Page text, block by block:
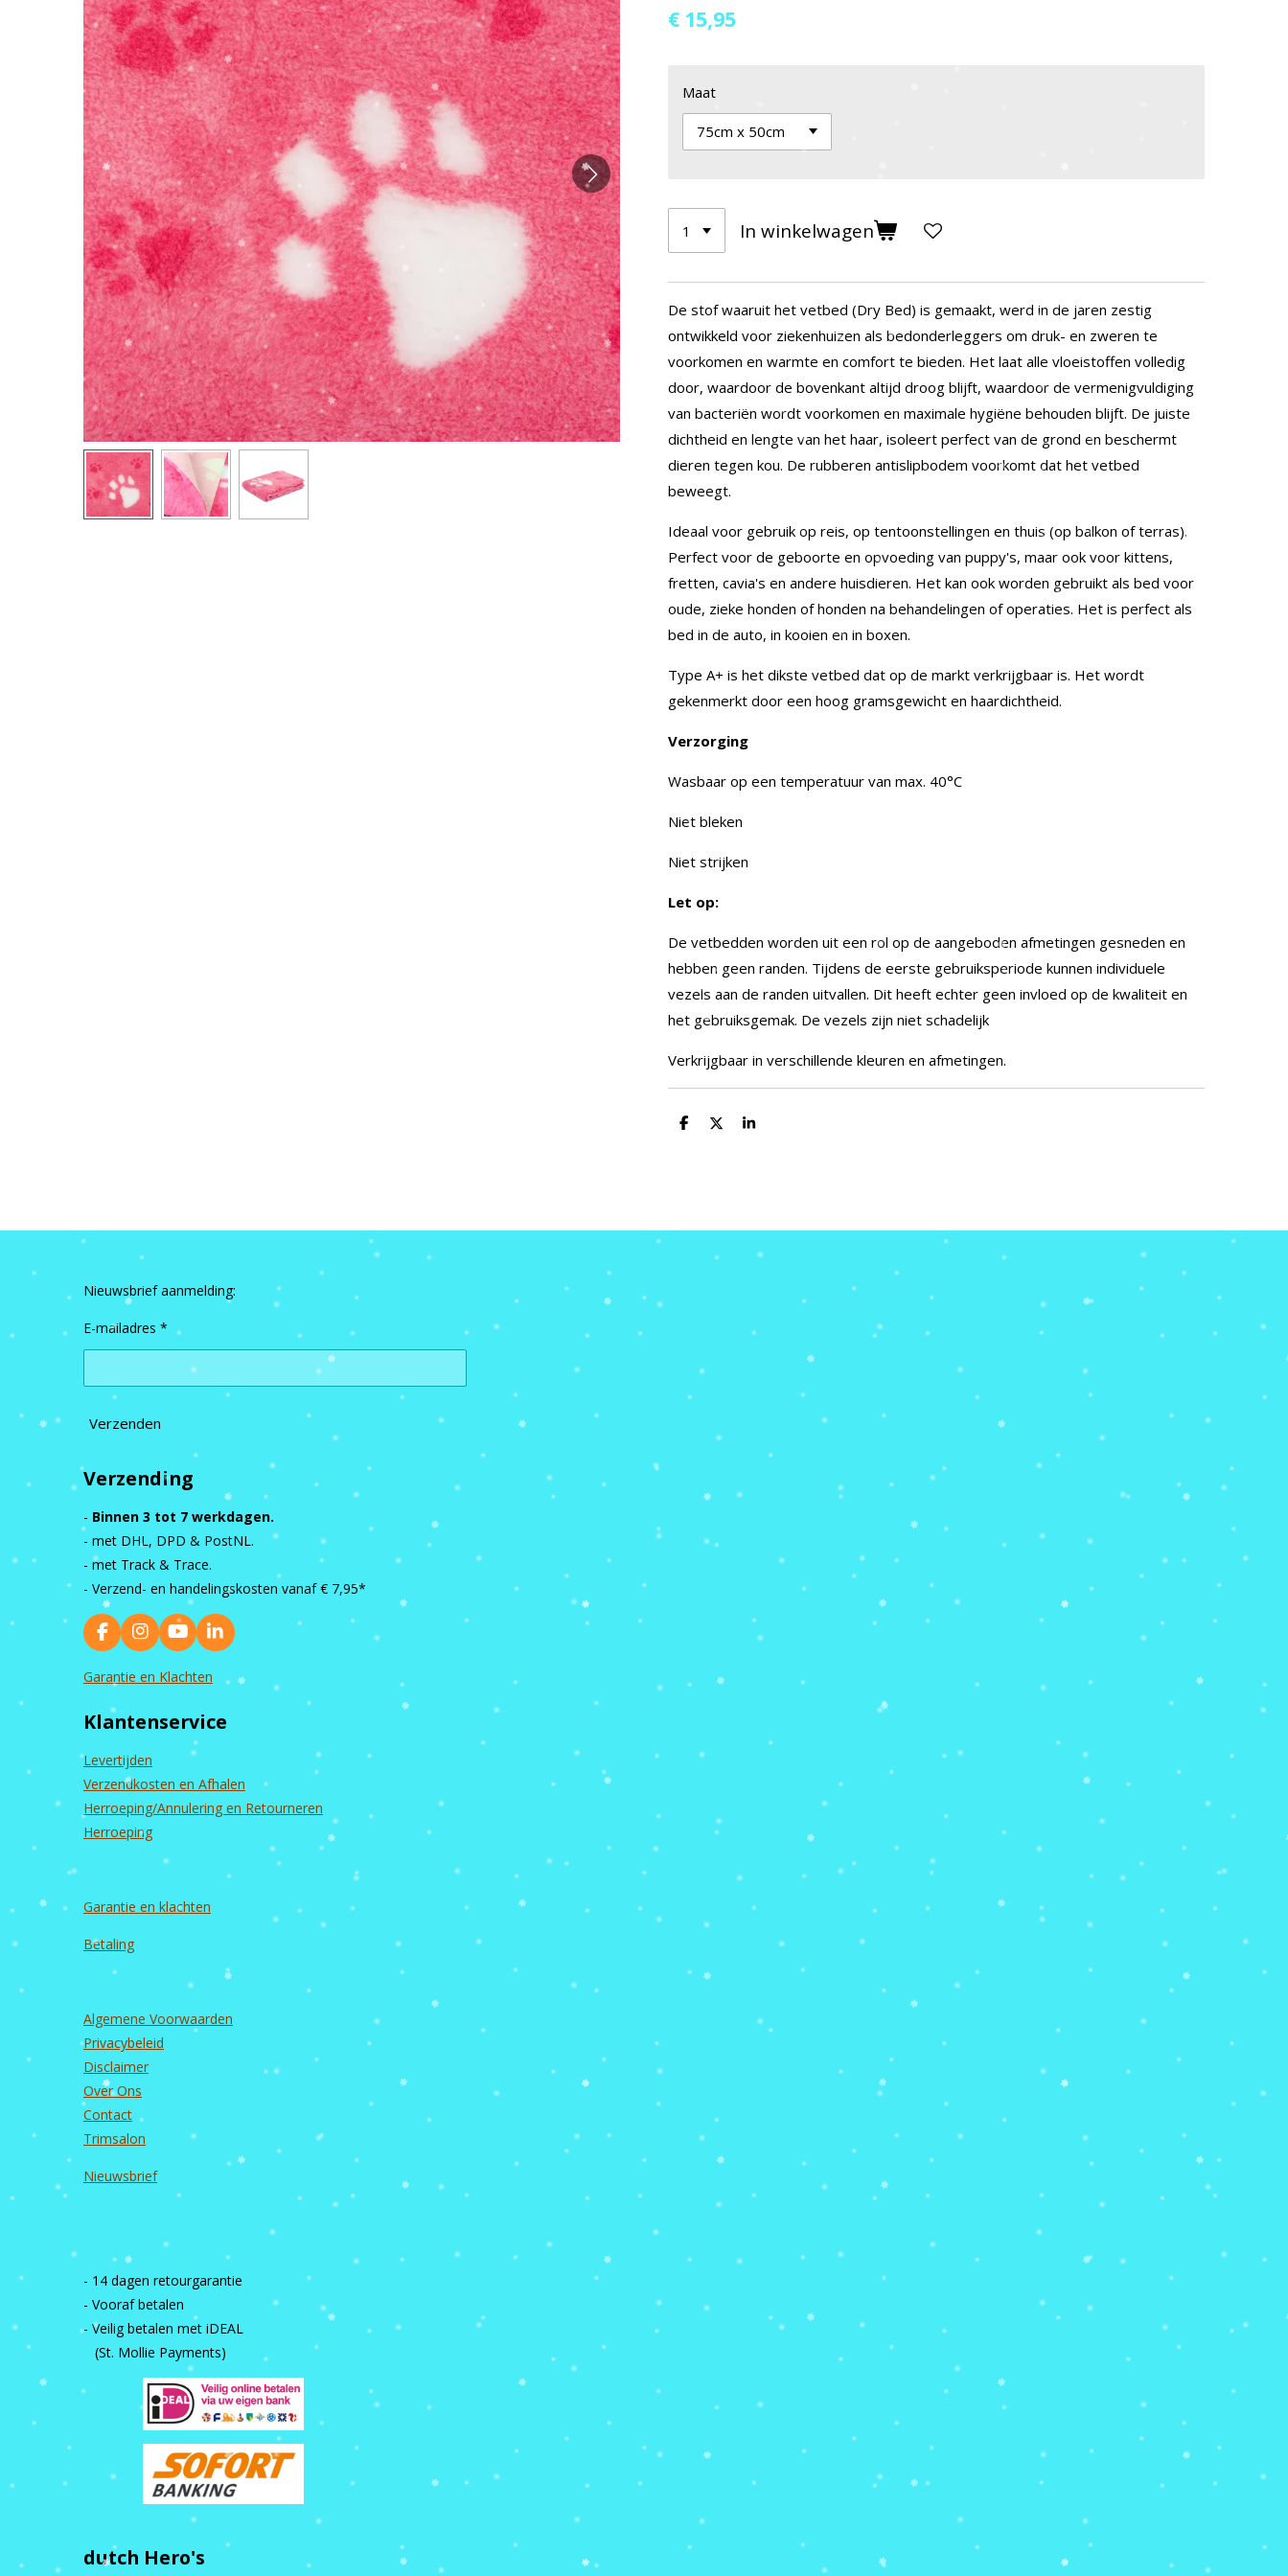
€ 15,95
Maat
In winkelwagen
De stof waaruit het vetbed (Dry Bed) is gemaakt, werd in de jaren zestig
ontwikkeld voor ziekenhuizen als bedonderleggers om druk- en zweren te
voorkomen en warmte en comfort te bieden. Het laat alle vloeistoffen volledig
door, waardoor de bovenkant altijd droog blijft, waardoor de vermenigvuldiging
van bacteriën wordt voorkomen en maximale hygiëne behouden blijft. De juiste
dichtheid en lengte van het haar, isoleert perfect van de grond en beschermt
dieren tegen kou. De rubberen antislipbodem voorkomt dat het vetbed
beweegt.
Ideaal voor gebruik op reis, op tentoonstellingen en thuis (op balkon of terras).
Perfect voor de geboorte en opvoeding van puppy's, maar ook voor kittens,
fretten, cavia's en andere huisdieren. Het kan ook worden gebruikt als bed voor
oude, zieke honden of honden na behandelingen of operaties. Het is perfect als
bed in de auto, in kooien en in boxen.
Type A+ is het dikste vetbed dat op de markt verkrijgbaar is. Het wordt
gekenmerkt door een hoog gramsgewicht en haardichtheid.
Verzorging
Wasbaar op een temperatuur van max. 40°C
Niet bleken
Niet strijken
Let op:
De vetbedden worden uit een rol op de aangeboden afmetingen gesneden en
hebben geen randen. Tijdens de eerste gebruiksperiode kunnen individuele
vezels aan de randen uitvallen. Dit heeft echter geen invloed op de kwaliteit en
het gebruiksgemak. De vezels zijn niet schadelijk
Verkrijgbaar in verschillende kleuren en afmetingen.
D
D
S
Nieuwsbrief aanmelding:
E-mailadres *
Verzenden
Verzending
- Binnen 3 tot 7 werkdagen.
- met DHL, DPD & PostNL.
- met Track & Trace.
- Verzend- en handelingskosten vanaf € 7,95*
F
a
c
o
k
I
n
s
g
a
m
Y
o
u
b
L
i
d
Garantie en Klachten
Klantenservice
Levertijden
Verzendkosten en Afhalen
Herroeping/Annulering en Retourneren
Herroeping
Garantie en klachten
Betaling
Algemene Voorwaarden
Privacybeleid
Disclaimer
Over Ons
Contact
Trimsalon
Nieuwsbrief
- 14 dagen retourgarantie
- Vooraf betalen
- Veilig betalen met iDEAL
(St. Mollie Payments)
dutch Hero's